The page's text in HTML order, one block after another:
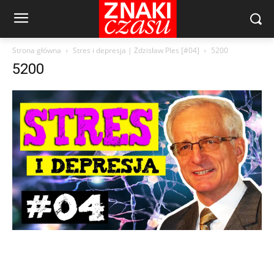
Strona główna Stres i depresja | Zdzisław Ples [#04] 5200
5200